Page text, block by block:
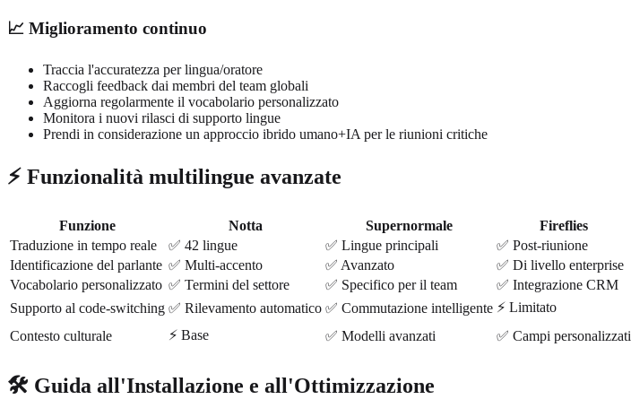
📈 Miglioramento continuo
Traccia l'accuratezza per lingua/oratore
Raccogli feedback dai membri del team globali
Aggiorna regolarmente il vocabolario personalizzato
Monitora i nuovi rilasci di supporto lingue
Prendi in considerazione un approccio ibrido umano+IA per le riunioni critiche
⚡ Funzionalità multilingue avanzate
Funzione Notta Supernormale Fireflies
Traduzione in tempo reale
✅ 42 lingue ✅ Lingue principali ✅ Post-riunione
Identificazione del parlante ✅ Multi-accento ✅ Avanzato ✅ Di livello enterprise
Vocabolario personalizzato ✅ Termini del settore ✅ Specifico per il team ✅ Integrazione CRM
Supporto al code-switching ✅ Rilevamento automatico ✅ Commutazione intelligente ⚡ Limitato
Contesto culturale
⚡ Base ✅ Modelli avanzati ✅ Campi personalizzati
🛠️ Guida all'Installazione e all'Ottimizzazione